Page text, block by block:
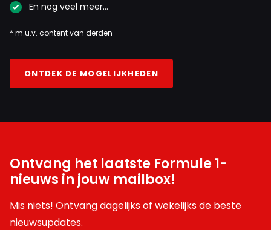
En nog veel meer…
* m.u.v. content van derden
ONTDEK DE MOGELIJKHEDEN
Ontvang het laatste Formule 1-
nieuws in jouw mailbox!
Mis niets! Ontvang dagelijks of wekelijks de beste
nieuwsupdates.